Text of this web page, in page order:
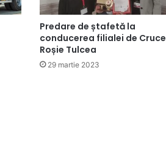
Predare de ștafetă la
conducerea filialei de Cruce
Roșie Tulcea
29 martie 2023